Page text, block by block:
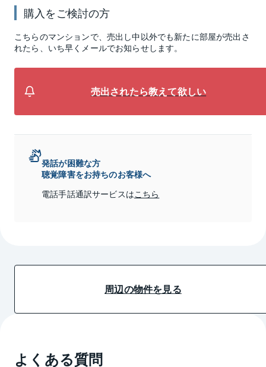
購入をご検討の方
こちらのマンションで、売出し中以外でも新たに部屋が売出さ
れたら、いち早くメールでお知らせします。
売出されたら教えて欲しい
発話が困難な方
聴覚障害をお持ちのお客様へ
電話手話通訳サービスはこちら
周辺の物件を見る
よくある質問